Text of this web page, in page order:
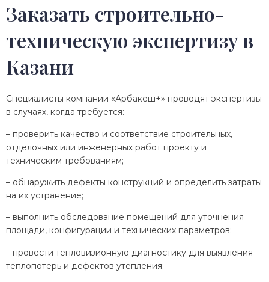
Заказать строительно-
техническую экспертизу в
Казани
Специалисты компании «Арбакеш+» проводят экспертизы
в случаях, когда требуется:
– проверить качество и соответствие строительных,
отделочных или инженерных работ проекту и
техническим требованиям;
– обнаружить дефекты конструкций и определить затраты
на их устранение;
– выполнить обследование помещений для уточнения
площади, конфигурации и технических параметров;
– провести тепловизионную диагностику для выявления
теплопотерь и дефектов утепления;